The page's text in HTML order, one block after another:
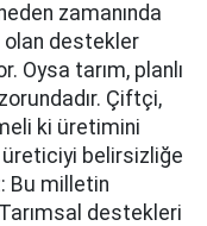
zamanında
olan destekler
Oysa tarım, planlı
Çiftçi,
ki üretimini
üreticiyi belirsizliğe
Bu milletin
destekleri